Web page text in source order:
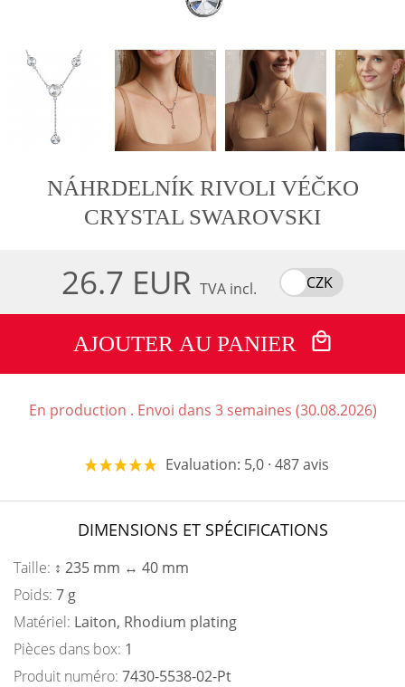
NÁHRDELNÍK RIVOLI VÉČKO
CRYSTAL SWAROVSKI
26.7 EUR TVA incl. CZK
AJOUTER AU PANIER
En production . Envoi dans 3 semaines (30.08.2026)
Evaluation: 5,0 · 487 avis
DIMENSIONS ET SPÉCIFICATIONS
Taille: ↕ 235 mm ↔ 40 mm
Poids: 7 g
Matériel: Laiton, Rhodium plating
Pièces dans box: 1
Produit numéro: 7430-5538-02-Pt